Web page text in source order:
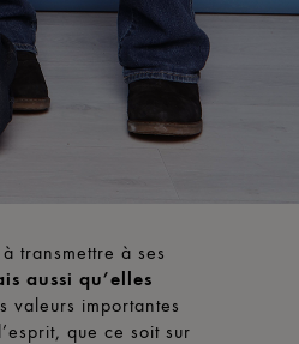
transmettre à ses
aussi qu’elles
valeurs importantes
que ce soit sur